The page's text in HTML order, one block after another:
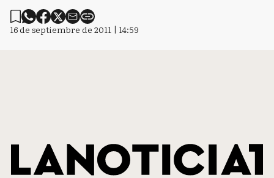
16 de septiembre de 2011 | 14:59